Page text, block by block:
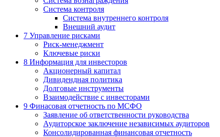
Система контроля
Система внутреннего контроля
Внешний аудит
7 Управление рисками
Риск-менеджмент
Ключевые риски
8 Информация для инвесторов
Акционерный капитал
Дивидендная политика
Долговые инструменты
Взаимодействие с инвеcторами
9 Финасовая отчетность по МСФО
Заявление об ответственности руководства
Аудиторское заключение независимых аудиторов
Консолидированная финансовая отчетность